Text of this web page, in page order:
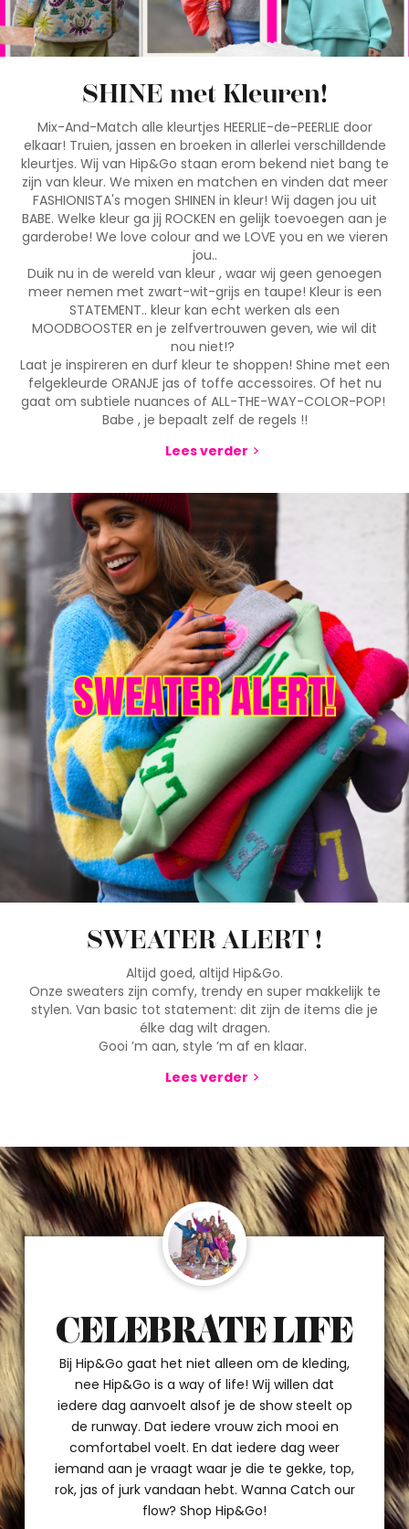
SHINE met Kleuren!
Mix-And-Match alle kleurtjes HEERLIE-de-PEERLIE door
elkaar! Truien, jassen en broeken in allerlei verschilldende
kleurtjes. Wij van Hip&Go staan erom bekend niet bang te
zijn van kleur. We mixen en matchen en vinden dat meer
FASHIONISTA's mogen SHINEN in kleur! Wij dagen jou uit
BABE. Welke kleur ga jij ROCKEN en gelijk toevoegen aan je
garderobe! We love colour and we LOVE you en we vieren
jou..
Duik nu in de wereld van kleur , waar wij geen genoegen
meer nemen met zwart-wit-grijs en taupe! Kleur is een
STATEMENT.. kleur kan echt werken als een
MOODBOOSTER en je zelfvertrouwen geven, wie wil dit
nou niet!?
Laat je inspireren en durf kleur te shoppen! Shine met een
felgekleurde ORANJE jas of toffe accessoires. Of het nu
gaat om subtiele nuances of ALL-THE-WAY-COLOR-POP!
Babe , je bepaalt zelf de regels !!
Lees verder
SWEATER ALERT !
Altijd goed, altijd Hip&Go.
Onze sweaters zijn comfy, trendy en super makkelijk te
stylen. Van basic tot statement: dit zijn de items die je
élke dag wilt dragen.
Gooi ’m aan, style ’m af en klaar.
Lees verder
CELEBRATE LIFE
Bij Hip&Go gaat het niet alleen om de kleding,
nee Hip&Go is a way of life! Wij willen dat
iedere dag aanvoelt alsof je de show steelt op
de runway. Dat iedere vrouw zich mooi en
comfortabel voelt. En dat iedere dag weer
iemand aan je vraagt waar je die te gekke, top,
rok, jas of jurk vandaan hebt. Wanna Catch our
flow? Shop Hip&Go!